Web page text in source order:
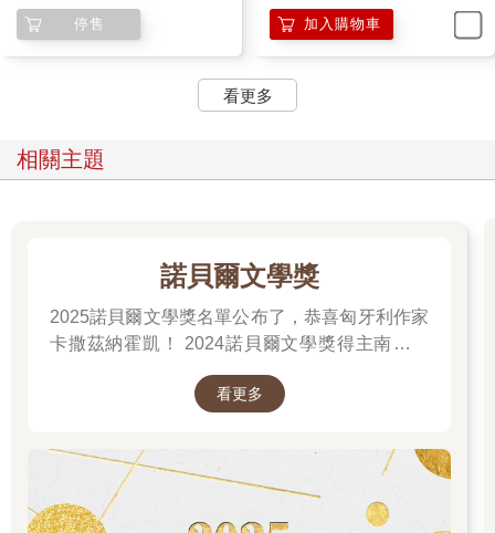
有個發霉的蛋糕，連碰都沒碰，上面用藍色糖霜整齊地寫著『瑪
嘉六十歲，麥克斯三歲』。有點奇怪的是，蛋糕是用兩個十字架
裝飾，而不是小旗子或蠟燭。名字後面各有一個十字架。」
「好吧。」卡爾放下訃聞，往後重重一靠。「聽起來很沮喪。自
師，和一位年邁女士，小禮拜堂完全是空的，沒有比這更令人沮
喪的事了。我在葬禮後和那女士說話，她是死者的一位表姊，原
卡爾望著他，一臉深思。「你說那麼久以前你也在爆炸現場？我
「熊熊烈火燒得太大，消防隊無法確認爆炸是怎麼發生的。」馬
庫斯說，「但不管怎樣，我們查出修車廠也是間違法的車身噴漆
廠，所以建築物裡存放很多易燃物，多到事情很容易出錯。還
有，是的，我也在意外發生不久後抵達現場，那是個巧合，因為
卡爾對自己點點頭。「我記得小男孩死了。一看就知道，他嬌小
的身體就躺在路邊，腦袋卻在雪堆裡冒出來。那種景象絕不可能
馬上忘記。我緊緊抓住他母親，才能阻止她衝過去親眼看見自己
的孩子變得多可怕。」他抬頭。「馬庫斯，你為什麼會去參加瑪
停售 加入購物車
看更多
相關主題
諾貝爾文學獎
2025諾貝爾文學獎名單公布了，恭喜匈牙利作家
卡撒茲納霍凱！ 2024諾貝爾文學獎得主南韓女
看更多